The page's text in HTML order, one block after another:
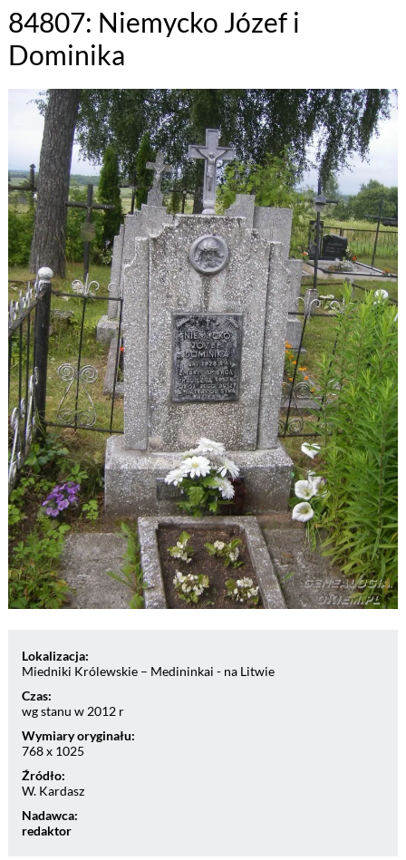
84807: Niemycko Józef i
Dominika
Lokalizacja:
Miedniki Królewskie – Medininkai - na Litwie
Czas:
wg stanu w 2012 r
Wymiary oryginału:
768 x 1025
Źródło:
W. Kardasz
Nadawca:
redaktor